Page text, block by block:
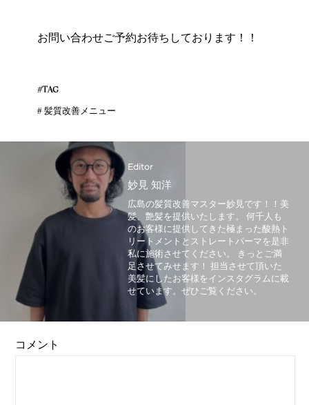
お問い合わせご予約お待ちしております！！
#TAG
# 髪質改善メニュー
Editor
妙見 知洋
広島の髪質改善マスター妙見です！！美
髪、艶髪を提供いたします。 何千人も
のお客様に提供してきた極まった酸熱ト
リートメントとストレートパーマを是非
私に施術させてください。 きっとご満
足させてみせます！ 担当させて頂いた
美髪にしたお客様をインスタグラムに載
せています。ぜひご覧ください。
コメント